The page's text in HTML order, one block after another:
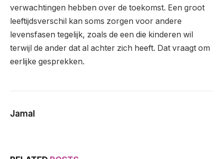
verwachtingen hebben over de toekomst. Een groot
leeftijdsverschil kan soms zorgen voor andere
levensfasen tegelijk, zoals de een die kinderen wil
terwijl de ander dat al achter zich heeft. Dat vraagt om
eerlijke gesprekken.
Jamal